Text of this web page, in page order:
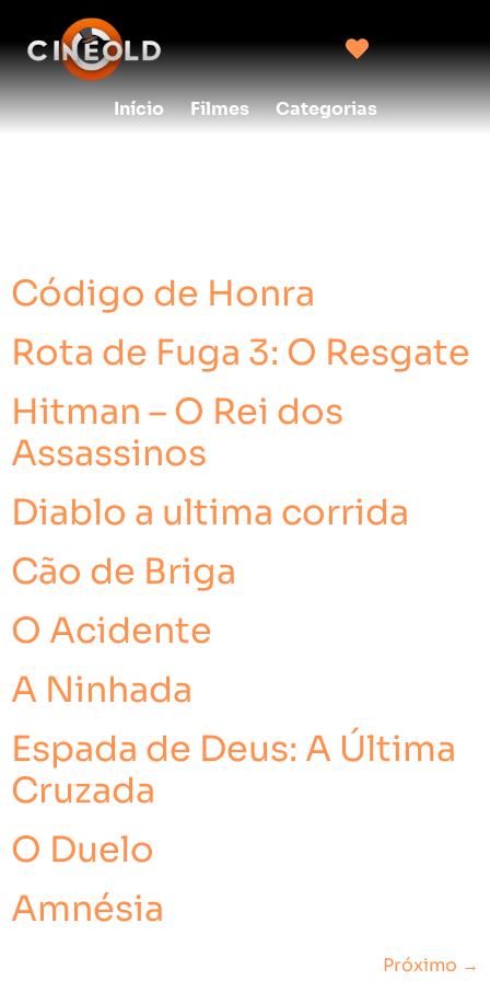
Início Filmes Categorias
Código de Honra
Rota de Fuga 3: O Resgate
Hitman – O Rei dos
Assassinos
Diablo a ultima corrida
Cão de Briga
O Acidente
A Ninhada
Espada de Deus: A Última
Cruzada
O Duelo
Amnésia
Próximo →